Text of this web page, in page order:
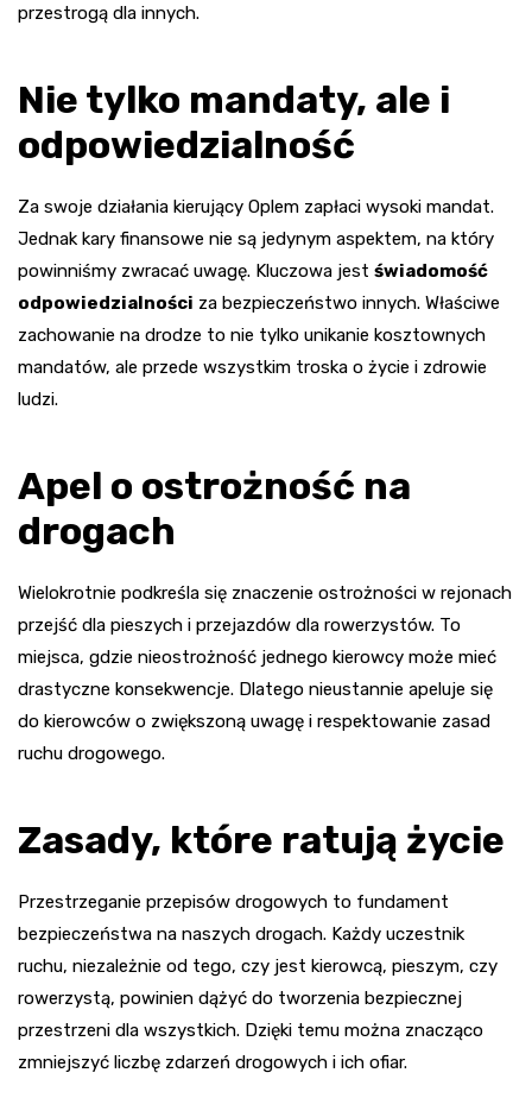
przestrogą dla innych.
Nie tylko mandaty, ale i
odpowiedzialność
Za swoje działania kierujący Oplem zapłaci wysoki mandat.
Jednak kary finansowe nie są jedynym aspektem, na który
powinniśmy zwracać uwagę. Kluczowa jest świadomość
odpowiedzialności za bezpieczeństwo innych. Właściwe
zachowanie na drodze to nie tylko unikanie kosztownych
mandatów, ale przede wszystkim troska o życie i zdrowie
ludzi.
Apel o ostrożność na
drogach
Wielokrotnie podkreśla się znaczenie ostrożności w rejonach
przejść dla pieszych i przejazdów dla rowerzystów. To
miejsca, gdzie nieostrożność jednego kierowcy może mieć
drastyczne konsekwencje. Dlatego nieustannie apeluje się
do kierowców o zwiększoną uwagę i respektowanie zasad
ruchu drogowego.
Zasady, które ratują życie
Przestrzeganie przepisów drogowych to fundament
bezpieczeństwa na naszych drogach. Każdy uczestnik
ruchu, niezależnie od tego, czy jest kierowcą, pieszym, czy
rowerzystą, powinien dążyć do tworzenia bezpiecznej
przestrzeni dla wszystkich. Dzięki temu można znacząco
zmniejszyć liczbę zdarzeń drogowych i ich ofiar.